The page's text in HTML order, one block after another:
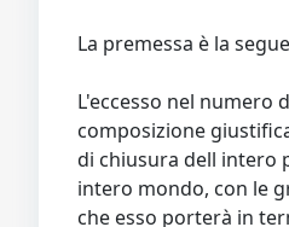
La premessa è la
L'eccesso nel numero
composizione
di chiusura dell intero
intero mondo, con le
che esso porterà in